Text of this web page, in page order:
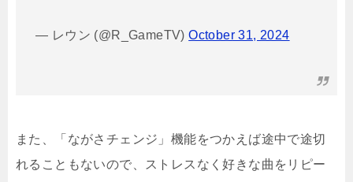
— レウン (@R_GameTV)October 31, 2024
また、「ながさチェンジ」機能をつかえば途中で途切
れることもないので、ストレスなく好きな曲をリピー